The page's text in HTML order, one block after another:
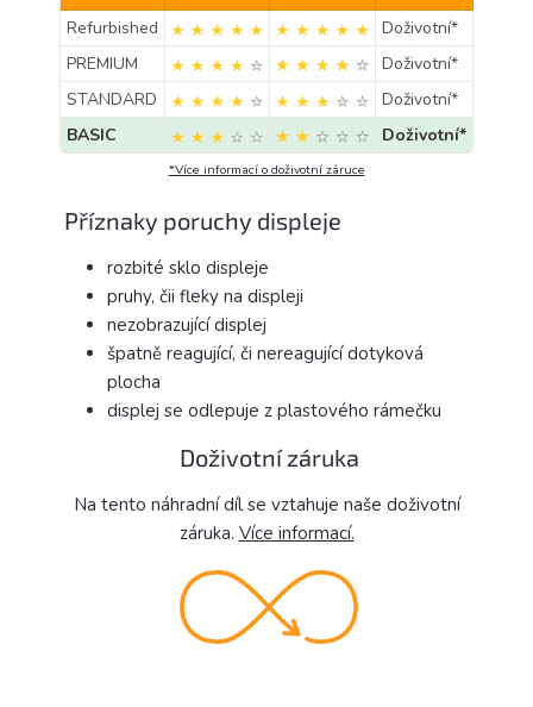
Refurbished
Doživotní*
PREMIUM
Doživotní*
STANDARD
Doživotní*
BASIC
Doživotní*
*Více informací o doživotní záruce
Příznaky poruchy displeje
rozbité sklo displeje
pruhy, čii fleky na displeji
nezobrazující displej
špatně reagující, či nereagující dotyková
plocha
displej se odlepuje z plastového rámečku
Doživotní záruka
Na tento náhradní díl se vztahuje naše doživotní
záruka. Více informací.